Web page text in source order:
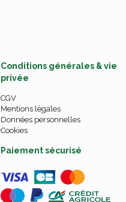
Conditions générales & vie
privée
CGV
Mentions légales
Données personnelles
Cookies
Paiement sécurisé